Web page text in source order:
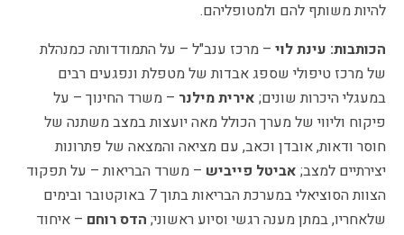
להיות משותף להם ולמטופליהם.
הכותבות: עינת לוי – מרכז ענב"ל – על התמודדותה כמנהלת
של מרכז טיפולי שספג אבדות של מטפלת ונפגעים רבים
במעגלי היכרות שונים; אירית מילנר – משרד החינוך – על
פיקוח וליווי של מערך הכולל מאה יועצות במצב משתנה של
חוסר ודאות, אובדן וכאב, עם מציאה והמצאה של פתרונות
יצירתיים למצב; אביטל פייביש – משרד הבריאות – על תפקוד
הצוות הסוציאלי במערכת הבריאות בתוך 7 באוקטובר ובימים
שלאחריו, במתן מענה רגשי וסיוע ראשוני; הדס רוחם – איחוד